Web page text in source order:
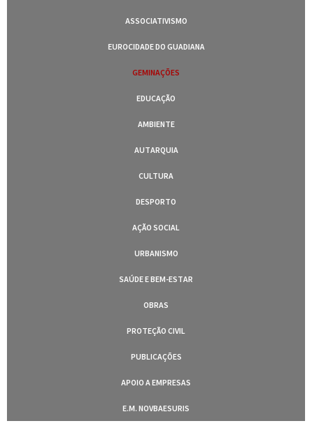
ASSOCIATIVISMO
EUROCIDADE DO GUADIANA
GEMINAÇÕES
EDUCAÇÃO
AMBIENTE
AUTARQUIA
CULTURA
DESPORTO
AÇÃO SOCIAL
URBANISMO
SAÚDE E BEM-ESTAR
OBRAS
PROTEÇÃO CIVIL
PUBLICAÇÕES
APOIO A EMPRESAS
E.M. NOVBAESURIS